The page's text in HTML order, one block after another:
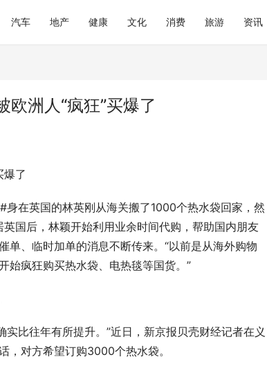
汽车 地产 健康 文化 消费 旅游 资讯
欧洲人“疯狂”买爆了
爆了
身在英国的林英刚从海关搬了1000个热水袋回家，然
国后，林颖开始利用业余时间代购，帮助国内朋友
单、临时加单的消息不断传来。“以前是从海外购物
始疯狂购买热水袋、电热毯等国货。”
实比往年有所提升。”近日，新京报贝壳财经记者在义
，对方希望订购3000个热水袋。